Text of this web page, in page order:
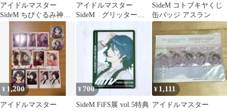
アイドルマスター
SideM ちびぐるみ神谷
幸広 東雲荘一郎 アスラ
ン 卯月巻緒
アイドルマスター
SideM グリッター缶
セット
SideM コトブキヤくじ
缶バッジ アスラン
¥ 1,200
アイドルマスター
¥ 700
SideM FiFS展 vol.5特典
¥ 1,111
アイドルマスター